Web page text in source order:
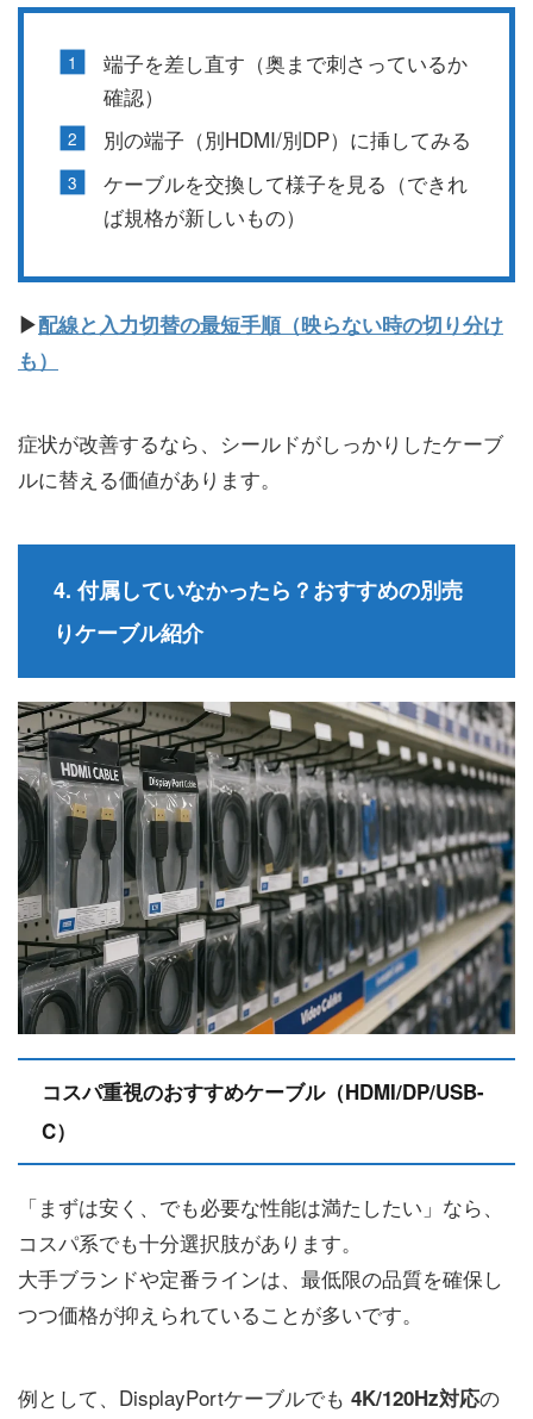
端子を差し直す（奥まで刺さっているか
確認）
別の端子（別HDMI/別DP）に挿してみる
ケーブルを交換して様子を見る（できれ
ば規格が新しいもの）
▶配線と入力切替の最短手順（映らない時の切り分け
も）
症状が改善するなら、シールドがしっかりしたケーブ
ルに替える価値があります。
4. 付属していなかったら？おすすめの別売
りケーブル紹介
コスパ重視のおすすめケーブル（HDMI/DP/USB-
C）
「まずは安く、でも必要な性能は満たしたい」なら、
コスパ系でも十分選択肢があります。
大手ブランドや定番ラインは、最低限の品質を確保し
つつ価格が抑えられていることが多いです。
例として、DisplayPortケーブルでも 4K/120Hz対応の